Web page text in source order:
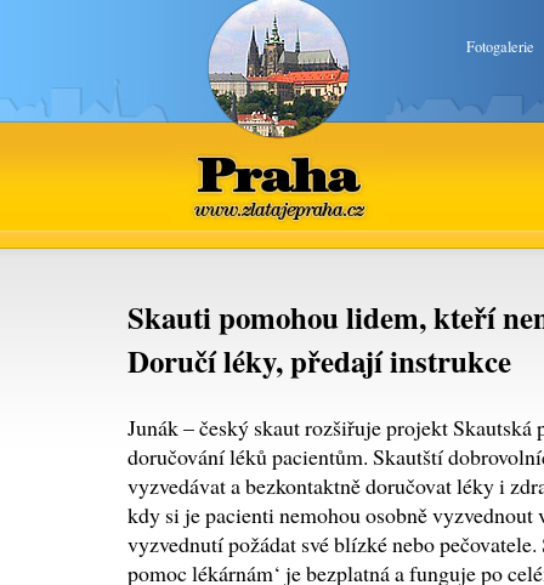
Fotogalerie
Praha
www.zlatajepraha.cz
Skauti pomohou lidem, kteří
Doručí léky, předají instrukce
Junák – český skaut rozšiřuje projekt Skautská
doručování léků pacientům. Skautští
vyzvedávat a bezkontaktně doručovat léky i
kdy si je pacienti nemohou osobně vyzvednout
vyzvednutí požádat své blízké nebo pečovatele.
pomoc lékárnám‘ je bezplatná a funguje po